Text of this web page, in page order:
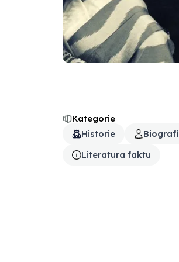
Kategorie
Historie
Literatura faktu